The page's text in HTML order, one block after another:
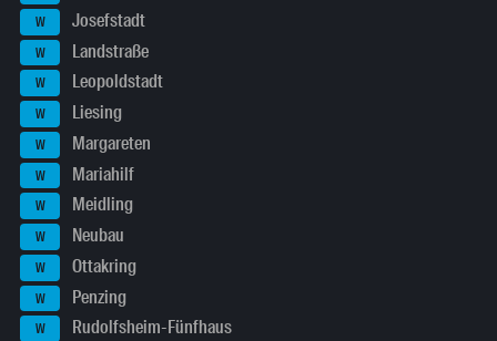
W Josefstadt
W Landstraße
W Leopoldstadt
W Liesing
W Margareten
W Mariahilf
W Meidling
W Neubau
W Ottakring
W Penzing
W Rudolfsheim-Fünfhaus